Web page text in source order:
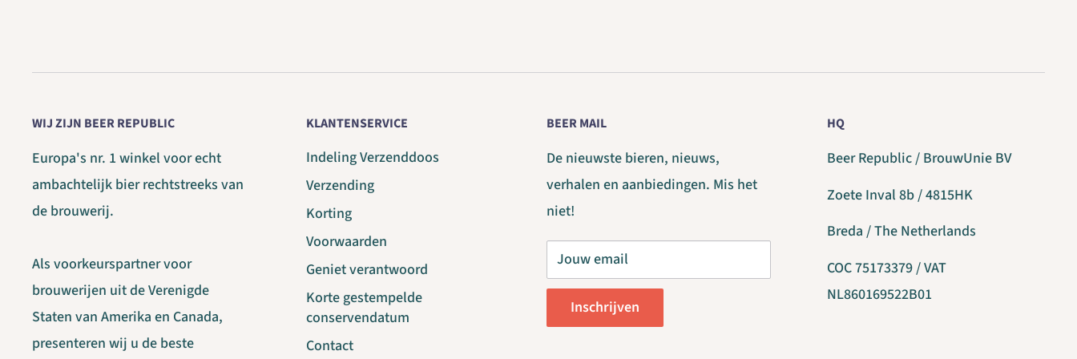
WIJ ZIJN BEER REPUBLIC
Europa's nr. 1 winkel voor echt
ambachtelijk bier rechtstreeks van
de brouwerij.
Als voorkeurspartner voor
brouwerijen uit de Verenigde
Staten van Amerika en Canada,
presenteren wij u de beste
KLANTENSERVICE
Indeling Verzenddoos
Verzending
Korting
Voorwaarden
Geniet verantwoord
Korte gestempelde
conservendatum
Contact
BEER MAIL
De nieuwste bieren, nieuws,
verhalen en aanbiedingen. Mis het
niet!
Jouw email
Inschrijven
HQ
Beer Republic / BrouwUnie BV
Zoete Inval 8b / 4815HK
Breda / The Netherlands
COC 75173379 / VAT
NL860169522B01